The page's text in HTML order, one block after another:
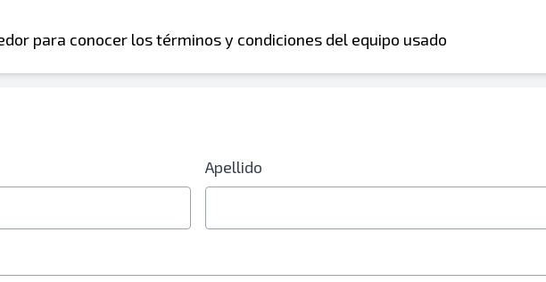
para conocer los términos y condiciones del equipo usado
Apellido
dirección de correo electrónico o número de teléfono móvil